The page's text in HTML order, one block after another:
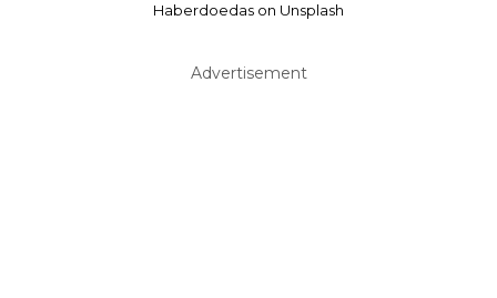
Haberdoedas on Unsplash
Advertisement